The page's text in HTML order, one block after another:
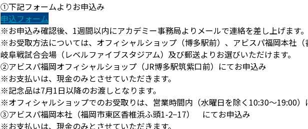
①下記フォームよりお申込み
申込フォーム
※お申込み確認後、1週間以内にアカデミー事務局よりメールで連絡を差し上げます。
※お受取方法については、オフィシャルショップ（博多駅前）、アビスパ福岡本社（
岐阜戦試合会場（レベルファイブスタジアム）及び郵送よりお選びいただけます。
②アビスパ福岡オフィシャルショップ（JR博多駅筑紫口前）にてお申込み
※お支払いは、現金のみとさせていただきます。
※記念品は7月1日以降のお渡しとなります。
※オフィシャルショップでのお受取りは、営業時間内（水曜日を除く10:30～19:00）
③アビスパ福岡本社（福岡市東区香椎浜ふ頭1-2−17） にてお申込み
※お支払いは、現金のみとさせていただきます。